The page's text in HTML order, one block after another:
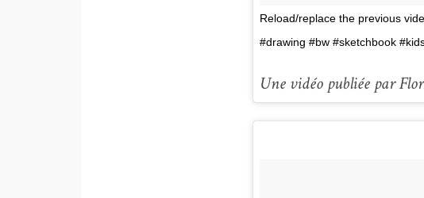
Reload/replace the previous
#drawing #bw #sketchbook
Une vidéo publiée par